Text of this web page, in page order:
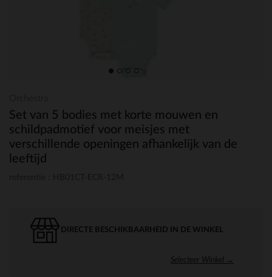
Set van 5 bodies met korte mouwen en
schildpadmotief voor meisjes met
verschillende openingen afhankelijk van de
leeftijd
DIRECTE BESCHIKBAARHEID IN DE WINKEL
Selecteer Winkel →